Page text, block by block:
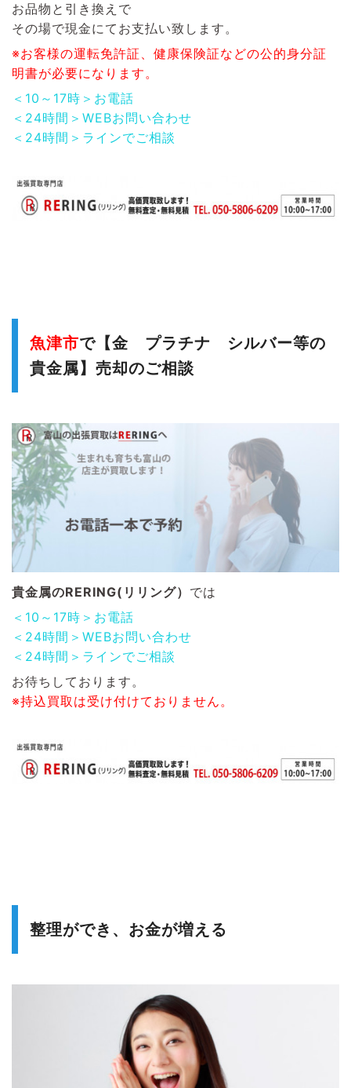
お品物と引き換えで
その場で現金にてお支払い致します。
※お客様の運転免許証、健康保険証などの公的身分証
明書が必要になります。
＜10～17時＞お電話
＜24時間＞WEBお問い合わせ
＜24時間＞ラインでご相談
魚津市で【金 プラチナ シルバー等の
貴金属】売却のご相談
貴金属のRERING(リリング） では
＜10～17時＞お電話
＜24時間＞WEBお問い合わせ
＜24時間＞ラインでご相談
お待ちしております。
※持込買取は受け付けておりません。
整理ができ、お金が増える